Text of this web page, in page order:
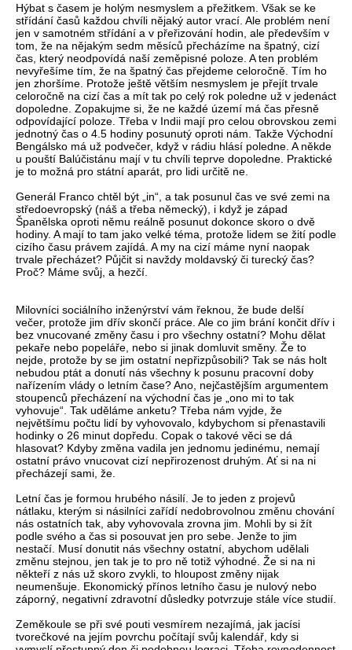
Hýbat s časem je holým nesmyslem a přežitkem. Však se ke
střídání časů každou chvíli nějaký autor vrací. Ale problém není
jen v samotném střídání a v přeřizování hodin, ale především v
tom, že na nějakým sedm měsíců přecházíme na špatný, cizí
čas, který neodpovídá naší zeměpisné poloze. A ten problém
nevyřešíme tím, že na špatný čas přejdeme celoročně. Tím ho
jen zhoršíme. Protože ještě větším nesmyslem je přejít trvale
celoročně na cizí čas a mít tak po celý rok poledne už v jedenáct
dopoledne. Zopakujme si, že ne každé území má čas přesně
odpovídající poloze. Třeba v Indii mají pro celou obrovskou zemi
jednotný čas o 4.5 hodiny posunutý oproti nám. Takže Východní
Bengálsko má už podvečer, když v rádiu hlásí poledne. A někde
u pouští Balúčistánu mají v tu chvíli teprve dopoledne. Praktické
je to možná pro státní aparát, pro lidi určitě ne.
Generál Franco chtěl být „in“, a tak posunul čas ve své zemi na
středoevropský (náš a třeba německý), i když je západ
Španělska oproti němu reálně posunut dokonce skoro o dvě
hodiny. A mají to tam jako velké téma, protože lidem se žití podle
cizího času právem zajídá. A my na cizí máme nyní naopak
trvale přecházet? Půjčit si navždy moldavský či turecký čas?
Proč? Máme svůj, a hezčí.
Milovníci sociálního inženýrství vám řeknou, že bude delší
večer, protože jim dřív skončí práce. Ale co jim brání končit dřív i
bez vnucované změny času i pro všechny ostatní? Mohu dělat
pekaře nebo popeláře, nebo si jinak domluvit směny. Že to
nejde, protože by se jim ostatní nepřizpůsobili? Tak se nás holt
nebudou ptát a donutí nás všechny k posunu pracovní doby
nařízením vlády o letním čase? Ano, nejčastějším argumentem
stoupenců přecházení na východní čas je „ono mi to tak
vyhovuje“. Tak uděláme anketu? Třeba nám vyjde, že
největšímu počtu lidí by vyhovovalo, kdybychom si přenastavili
hodinky o 26 minut dopředu. Copak o takové věci se dá
hlasovat? Kdyby změna vadila jen jednomu jedinému, nemají
ostatní právo vnucovat cizí nepřirozenost druhým. Ať si na ni
přecházejí sami, že.
Letní čas je formou hrubého násilí. Je to jeden z projevů
nátlaku, kterým si násilníci zařídí nedobrovolnou změnu chování
nás ostatních tak, aby vyhovovala zrovna jim. Mohli by si žít
podle svého a čas si posouvat jen pro sebe. Jenže to jim
nestačí. Musí donutit nás všechny ostatní, abychom udělali
změnu stejnou, jen tak je to pro ně totiž výhodné. Že si na ni
někteří z nás už skoro zvykli, to hloupost změny nijak
neumenšuje. Ekonomický přínos letního času je nulový nebo
záporný, negativní zdravotní důsledky potvrzuje stále více studií.
Zeměkoule se při své pouti vesmírem nezajímá, jak jacísi
tvorečkové na jejím povrchu počítají svůj kalendář, kdy si